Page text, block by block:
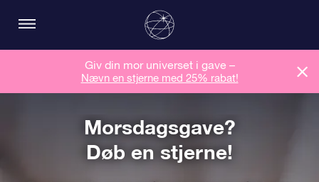
Giv din mor universet i gave –
Nævn en stjerne med 25% rabat!
Morsdagsgave?
Døb en stjerne!